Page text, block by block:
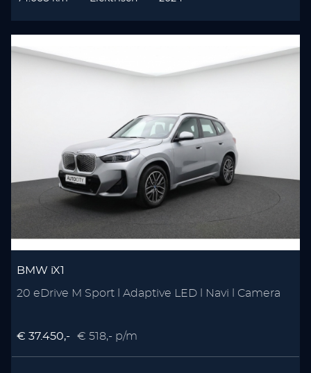
BMW iX1
20 eDrive M Sport l Adaptive LED l Navi l Camera
€ 37.450,- € 518,- p/m